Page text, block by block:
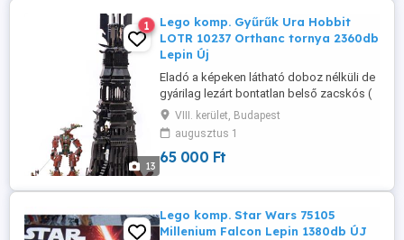
13
1
Lego komp. Gyűrűk Ura Hobbit
LOTR 10237 Orthanc tornya 2360db
Lepin Új
Eladó a képeken látható doboz nélküli de
gyárilag lezárt bontatlan belső zacskós (
lego kompatibilis) szett leírással együtt,
tehát teljesen új, csak doboz nincs hozzá.
Szuper minőség, 100% kompatibilitás 1:1-
ben, kiváló termék, nálam van, azonnal
megoldható a keleti ...
VIII. kerület, Budapest
augusztus 1
65 000 Ft
Lego komp. Star Wars 75105
Millenium Falcon Lepin 1380db ÚJ